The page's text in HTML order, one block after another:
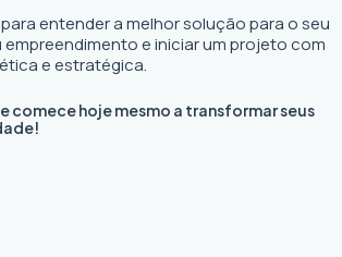
entender a melhor solução para o seu
e iniciar um projeto com
e estratégica.
comece hoje mesmo a transformar seus